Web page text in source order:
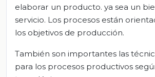
elaborar un producto. ya sea un
servicio. Los procesos están
los objetivos de producción.
También son importantes las
para los procesos productivos